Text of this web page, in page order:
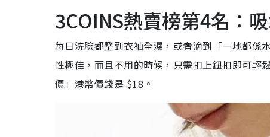
3COINS熱賣榜第4名：
每日洗臉都整到衣袖全濕，或者滴到「一地都係
性極佳，而且不用的時候，只需扣上鈕扣即可輕
價」港幣價錢是 $18。